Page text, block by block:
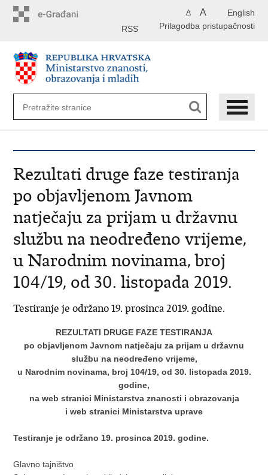
English
A A
Prilagodba pristupačnosti
RSS
Rezultati druge faze testiranja
po objavljenom Javnom
natječaju za prijam u državnu
službu na neodređeno vrijeme,
u Narodnim novinama, broj
104/19, od 30. listopada 2019.
Testiranje je održano 19. prosinca 2019. godine.
REZULTATI DRUGE FAZE TESTIRANJA
po objavljenom Javnom natječaju za prijam u državnu
službu na neodređeno vrijeme,
u Narodnim novinama, broj 104/19, od 30. listopada 2019.
godine,
na web stranici Ministarstva znanosti i obrazovanja
i web stranici Ministarstva uprave
Testiranje je održano 19. prosinca 2019. godine.
Glavno tajništvo